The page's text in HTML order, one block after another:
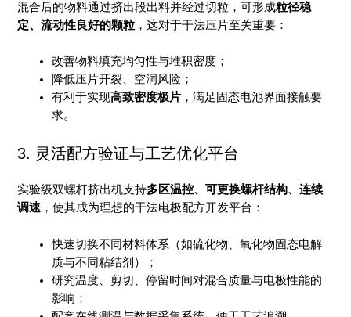
混合后的物料通过挤出段出料并经过切粒，可形成粒径稳
定、流动性良好的颗粒 ，这对于干法压片至关重要：
改善物料填充均匀性与堆积密度；
降低压片开裂、空洞风险；
有利于实现高致密度极片 ，满足固态电池界面接触要
求。
3. 灵活配方验证与工艺优化平台
实验级双螺杆挤出机支持多区温控、可更换螺杆结构、连续
调速 ，使其成为理想的干法电极配方开发平台：
快速切换不同材料体系（如硫化物、氧化物固态电解
质与不同粘结剂）；
研究温度、剪切、停留时间对混合质量与电极性能的
影响；